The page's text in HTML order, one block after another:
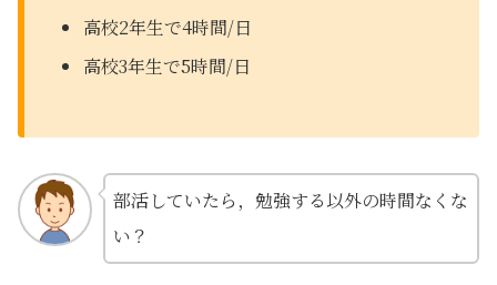
高校2年生で4時間/日
高校3年生で5時間/日
部活していたら，勉強する以外の時間なくな
い？